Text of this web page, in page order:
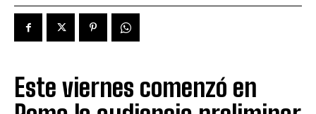
Este viernes comenzó en